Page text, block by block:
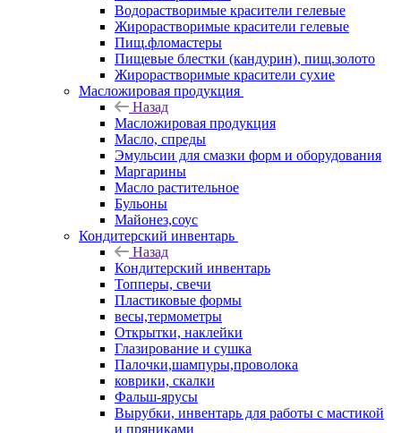
Водорастворимые красители гелевые
Жирорастворимые красители гелевые
Пищ.фломастеры
Пищевые блестки (кандурин), пищ.золото
Жирорастворимые красители сухие
Масложировая продукция
Назад
Масложировая продукция
Масло, спреды
Эмульсии для смазки форм и оборудования
Маргарины
Масло растительное
Бульоны
Майонез,соус
Кондитерский инвентарь
Назад
Кондитерский инвентарь
Топперы, свечи
Пластиковые формы
весы,термометры
Открытки, наклейки
Глазирование и сушка
Палочки,шампуры,проволока
коврики, скалки
Фальш-ярусы
Вырубки, инвентарь для работы с мастикой
и пряниками